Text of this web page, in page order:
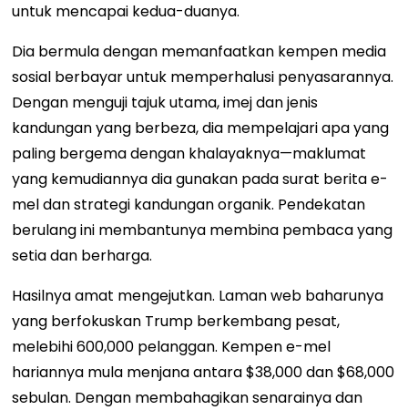
untuk mencapai kedua-duanya.
Dia bermula dengan memanfaatkan kempen media
sosial berbayar untuk memperhalusi penyasarannya.
Dengan menguji tajuk utama, imej dan jenis
kandungan yang berbeza, dia mempelajari apa yang
paling bergema dengan khalayaknya—maklumat
yang kemudiannya dia gunakan pada surat berita e-
mel dan strategi kandungan organik. Pendekatan
berulang ini membantunya membina pembaca yang
setia dan berharga.
Hasilnya amat mengejutkan. Laman web baharunya
yang berfokuskan Trump berkembang pesat,
melebihi 600,000 pelanggan. Kempen e-mel
hariannya mula menjana antara $38,000 dan $68,000
sebulan. Dengan membahagikan senarainya dan